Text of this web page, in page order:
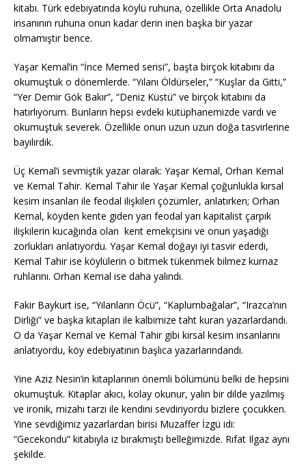
kitabı. Türk edebiyatında köylü ruhuna, özellikle Orta Anadolu
insanının ruhuna onun kadar derin inen başka bir yazar
olmamıştır bence.
Yaşar Kemal’in “İnce Memed serisi”, başta birçok kitabını da
okumuştuk o dönemlerde. “Yılanı Öldürseler,” “Kuşlar da Gitti,”
“Yer Demir Gök Bakır”, “Deniz Küstü” ve birçok kitabını da
hatırlıyorum. Bunların hepsi evdeki kütüphanemizde vardı ve
okumuştuk severek. Özellikle onun uzun uzun doğa tasvirlerine
bayılırdık.
Üç Kemal’i sevmiştik yazar olarak: Yaşar Kemal, Orhan Kemal
ve Kemal Tahir. Kemal Tahir ile Yaşar Kemal çoğunlukla kırsal
kesim insanları ile feodal ilişkileri çözümler, anlatırken; Orhan
Kemal, köyden kente giden yarı feodal yarı kapitalist çarpık
ilişkilerin kucağında olan kent emekçisini ve onun yaşadığı
zorlukları anlatıyordu. Yaşar Kemal doğayı iyi tasvir ederdi,
Kemal Tahir ise köylülerin o bitmek tükenmek bilmez kurnaz
ruhlarını. Orhan Kemal ise daha yalındı.
Fakir Baykurt ise, “Yılanların Öcü”, “Kaplumbağalar”, “Irazca’nın
Dirliği” ve başka kitapları ile kalbimize taht kuran yazarlardandı.
O da Yaşar Kemal ve Kemal Tahir gibi kırsal kesim insanlarını
anlatıyordu, köy edebiyatının başlıca yazarlarındandı.
Yine Aziz Nesin’in kitaplarının önemli bölümünü belki de hepsini
okumuştuk. Kitaplar akıcı, kolay okunur, yalın bir dilde yazılmış
ve ironik, mizahı tarzı ile kendini sevdiriyordu bizlere çocukken.
Yine sevdiğimiz yazarlardan birisi Muzaffer İzgü idi:
“Gecekondu” kitabıyla iz bırakmıştı belleğimizde. Rıfat Ilgaz aynı
şekilde.